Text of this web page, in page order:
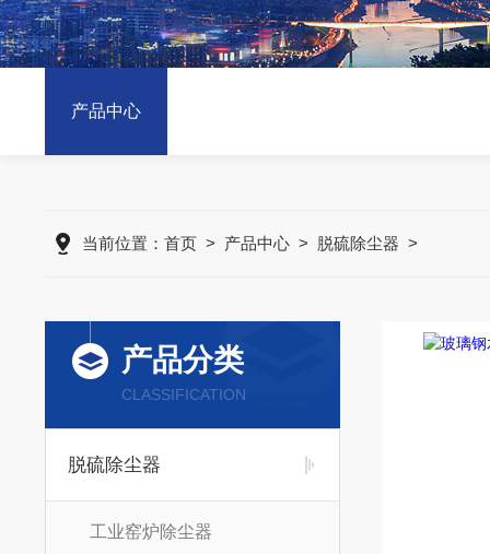
产品中心
当前位置： 首页> 产品中心> 脱硫除尘器 >
产品分类
CLASSIFICATION
脱硫除尘器
工业窑炉除尘器